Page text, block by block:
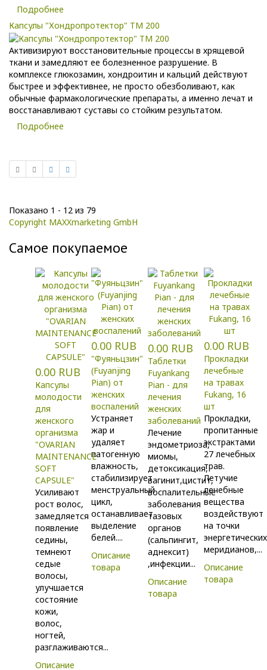
Подробнее
Капсулы "Хондропротектор" ТМ 200
Активизируют восстановительные процессы в хрящевой
ткани и замедляют ее болезненное разрушение. В
комплексе глюкозамин, хондроитин и кальций действуют
быстрее и эффективнее, не просто обезболивают, как
обычные фармакологические препараты, а именно лечат и
восстанавливают суставы со стойким результатом.
Подробнее
Показано 1 - 12 из 79
Copyright MAXXmarketing GmbH
Самое покупаемое
0.00 RUB
Капсулы
молодости
для
женского
организма
"OVARIAN
MAINTENANCE
SOFT
CAPSULE"
Усиливают
рост волос,
замедляется
появление
седины,
темнеют
седые
волосы,
улучшается
состояние
кожи,
волос,
ногтей,
разглаживаются...
Описание
0.00 RUB
"Фуяньцзин"
(Fuyanjing
Pian) от
женских
воспалений
Устраняет
жар и
удаляет
патогенную
влажность,
стабилизирует
менструальный
цикл,
останавливает
выделение
белей....
Описание
товара
0.00 RUB
Таблетки
Fuyankang
Pian - для
лечения
женских
заболеваний
Лечение
эндометриоза,
миомы,
детоксикация,
вагинит,цистит,
воспалительные
заболевания
тазовых
органов
(сальпингит,
аднексит)
,инфекции...
Описание
товара
0.00 RUB
Прокладки
лечебные
на травах
Fukang, 16
шт
Прокладки,
пропитанные
экстрактами
27 лечебных
трав.
Летучие
лечебные
вещества
воздействуют
на точки
энергетических
меридианов,...
Описание
товара